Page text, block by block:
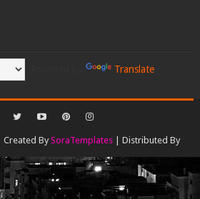
Translate
| Created BySoraTemplates | Distributed By
Gooyaabi Templates